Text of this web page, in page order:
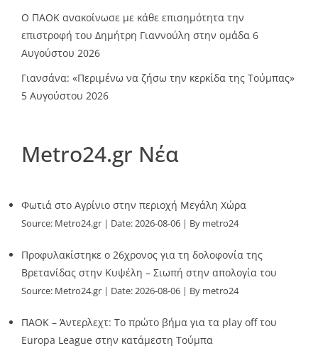
Ο ΠΑΟΚ ανακοίνωσε με κάθε επισημότητα την
επιστροφή του Δημήτρη Γιαννούλη στην ομάδα 6
Αυγούστου 2026
Γιανσάνα: «Περιμένω να ζήσω την κερκίδα της Τούμπας»
5 Αυγούστου 2026
Metro24.gr Νέα
Φωτιά στο Αγρίνιο στην περιοχή Μεγάλη Χώρα
Source: Metro24.gr Date: 2026-08-06 By metro24
Προφυλακίστηκε ο 26χρονος για τη δολοφονία της
Βρετανίδας στην Κυψέλη – Σιωπή στην απολογία του
Source: Metro24.gr Date: 2026-08-06 By metro24
ΠΑΟΚ – Άντερλεχτ: Το πρώτο βήμα για τα play off του
Europa League στην κατάμεστη Τούμπα